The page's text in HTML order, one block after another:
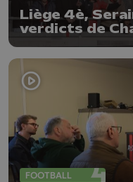
Liège 4è,
verdicts de
FOOTBALL